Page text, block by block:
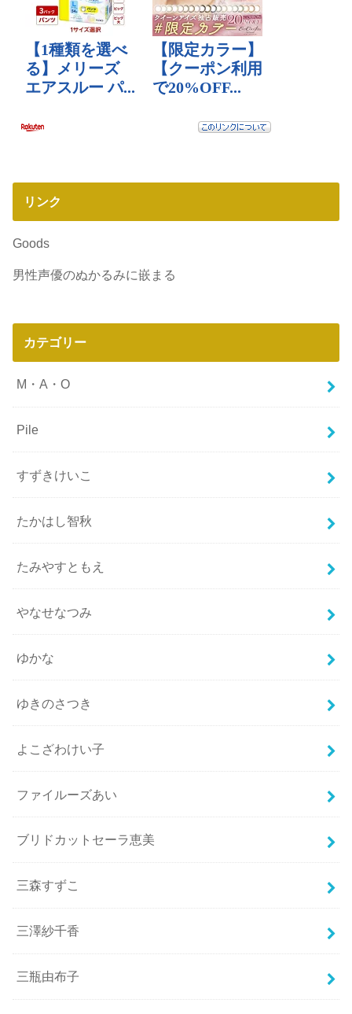
リンク
Goods
男性声優のぬかるみに嵌まる
カテゴリー
M・A・O
Pile
すずきけいこ
たかはし智秋
たみやすともえ
やなせなつみ
ゆかな
ゆきのさつき
よこざわけい子
ファイルーズあい
ブリドカットセーラ恵美
三森すずこ
三澤紗千香
三瓶由布子